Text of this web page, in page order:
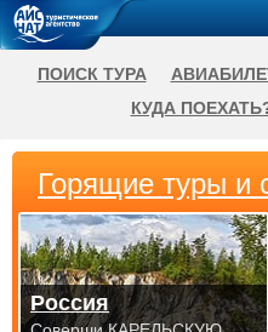
Горящие туры и
Россия
ПОИСК ТУРА
КУДА